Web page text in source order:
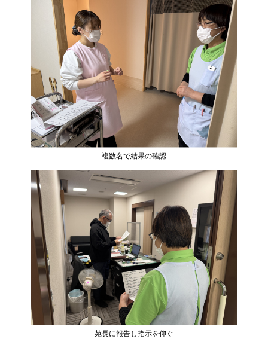
複数名で結果の確認
苑長に報告し指示を仰ぐ